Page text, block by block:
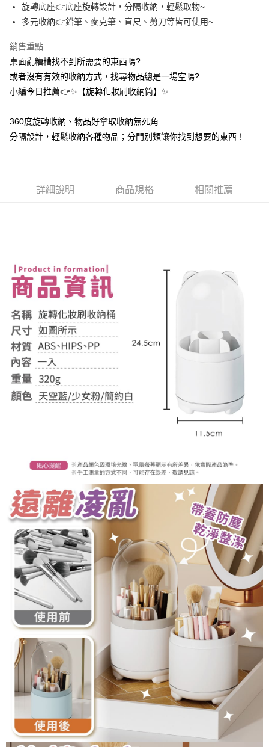
上海商業儲蓄銀行
台北富邦商業銀行
國泰世華商業銀行
兆豐國際商業銀行
匯豐（台灣）商業銀行
聯邦商業銀行
元大商業銀行
永豐商業銀行
台新國際商業銀行
中國信託商業銀行
LINE Pay
街口支付
悠遊付
AFTEE先享後付
相關說明
【關於「AFTEE先享後付」】
AFTEE先享後付是「在收到商品之後才付款」的支付方式。 讓您購物簡單
※ 請注意：結帳手續完成當下不需立刻繳費，但若您需要取消訂單，請聯絡
購買商品的店家。未經商家同意取消之訂單仍視為有效，需透過AFTEE先享
後付繳納相關費用。
※ 交易是否成功請以「AFTEE先享後付 」之結帳頁面顯示為準，若有關於
是否繳費成功／繳費後需取消欲退款等相關疑問，請聯繫「AFTEE先享後付
客戶支援中心」https://netprotections.freshdesk.com/support/home
【注意事項】
１．透過由恩沛科技股份有限公司提供之「AFTEE先享後付」服務完成之交
易，需依本服務之必要範圍內提供個人資料，並將交易相關給付款項請求債
權轉讓予恩沛科技股份有限公司。
２．關於個人資料處理事宜，請瀏覽以下網址：
https://aftee.tw/terms/#terms3
３．未成年的使用者請事先徵得法定代理人或監護人之同意方可使用
「AFTEE先享後付」，若未經同意申辦者引起之損失，本公司不負相關責
請求用戶進行身份認證。
５．嚴禁一人註冊多個帳號或使用他人資訊註冊。若發現惡意使用之情形，
恩沛科技股份有限公司將有權停止該用戶之使用額度並採取法律行動。
ATM付款
全家取貨付款
每筆NT$60，滿NT$399(含以上)免運費
付款後7-11取貨
每筆NT$60，滿NT$399(含以上)免運費
宅配
每筆NT$65，滿NT$99(含以上)免運費
旋轉底座👉底座旋轉設計，分隔收納，輕鬆取物~
多元收納👉鉛筆、麥克筆、直尺、剪刀等皆可使用~
銷售重點
桌面亂糟糟找不到所需要的東西嗎?
或者沒有有效的收納方式，找尋物品總是一場空嗎?
小編今日推薦👉✨【旋轉化妝刷收納筒】✨
360度旋轉收納、物品好拿取收納無死角
分隔設計，輕鬆收納各種物品；分門別類讓你找到想要的東西！
詳細說明 商品規格 相關推薦